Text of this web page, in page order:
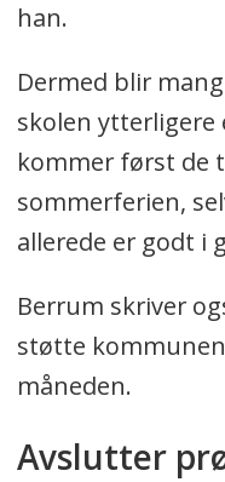
han.
Dermed blir
skolen ytterligere
kommer først de
sommerferien,
allerede er godt i
Berrum skriver
støtte
måneden.
Avslutter